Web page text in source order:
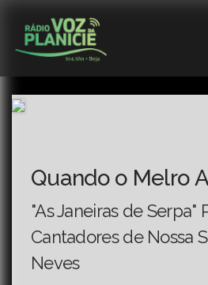
Quando o Melro
"As Janeiras de Serpa"
Cantadores de Nossa
Neves